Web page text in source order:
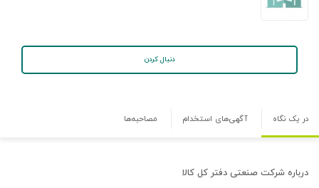
دنبال کردن
در یک نگاه آگهی‌های استخدام مصاحبه‌ها
درباره شرکت صنعتی دفتر کل کالا